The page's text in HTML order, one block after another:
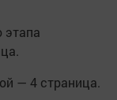
этапа
— 4 страница.